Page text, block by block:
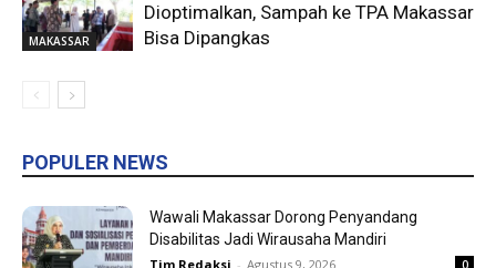
MAKASSAR
Dioptimalkan, Sampah ke TPA Makassar
Bisa Dipangkas
POPULER NEWS
Wawali Makassar Dorong Penyandang
Disabilitas Jadi Wirausaha Mandiri
Tim Redaksi - Agustus 9, 2026